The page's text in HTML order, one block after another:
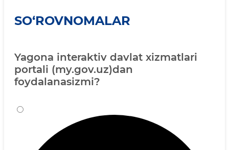
SO‘ROVNOMALAR
Yagona interaktiv davlat xizmatlari
portali (my.gov.uz)dan
foydalanasizmi?